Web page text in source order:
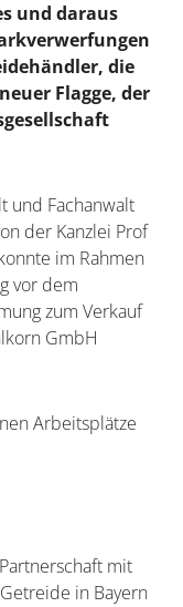
und daraus
die
Flagge, der
und Fachanwalt
der Kanzlei Prof
im Rahmen
vor dem
zum Verkauf
GmbH
Arbeitsplätze
mit
in Bayern